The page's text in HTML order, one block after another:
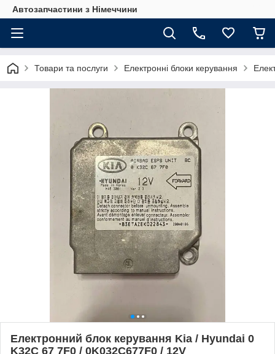
Автозапчастини з Німеччини
Товари та послуги Електронні блоки керування
Електронний блок керування Kia / Hyundai 0
K32C 67 7F0 / 0K032C677F0 / 12V